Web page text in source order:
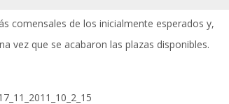
comensales de los inicialmente esperados y,
vez que se acabaron las plazas disponibles.